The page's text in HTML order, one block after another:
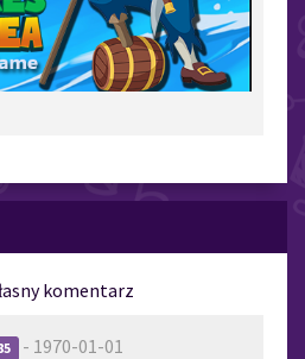
komentarz
- 1970-01-01